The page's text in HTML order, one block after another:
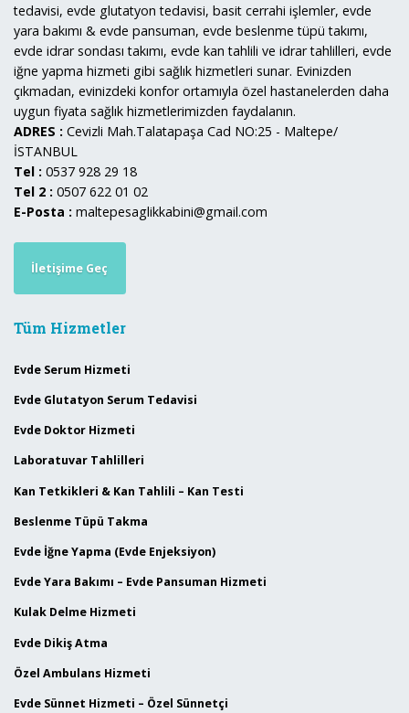
tedavisi, evde glutatyon tedavisi, basit cerrahi işlemler, evde
yara bakımı & evde pansuman, evde beslenme tüpü takımı,
evde idrar sondası takımı, evde kan tahlili ve idrar tahlilleri, evde
iğne yapma hizmeti gibi sağlık hizmetleri sunar. Evinizden
çıkmadan, evinizdeki konfor ortamıyla özel hastanelerden daha
uygun fiyata sağlık hizmetlerimizden faydalanın.
ADRES : Cevizli Mah.Talatapaşa Cad NO:25 - Maltepe/
İSTANBUL
Tel : 0537 928 29 18
Tel 2 : 0507 622 01 02
E-Posta : maltepesaglikkabini@gmail.com
İletişime Geç
Tüm Hizmetler
Evde Serum Hizmeti
Evde Glutatyon Serum Tedavisi
Evde Doktor Hizmeti
Laboratuvar Tahlilleri
Kan Tetkikleri & Kan Tahlili – Kan Testi
Beslenme Tüpü Takma
Evde İğne Yapma (Evde Enjeksiyon)
Evde Yara Bakımı – Evde Pansuman Hizmeti
Kulak Delme Hizmeti
Evde Dikiş Atma
Özel Ambulans Hizmeti
Evde Sünnet Hizmeti – Özel Sünnetçi